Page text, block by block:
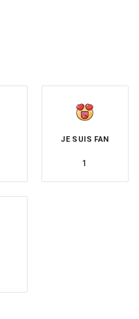
JE SUIS FAN
1